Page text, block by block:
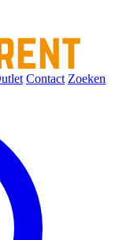
Contact Zoeken